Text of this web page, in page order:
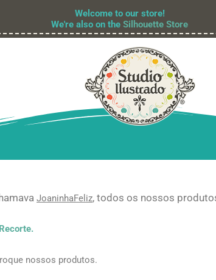
Welcome to our store!
We're also on theSilhouette Store
JoaninhaFeliz, todos os nossos
nossos produtos.